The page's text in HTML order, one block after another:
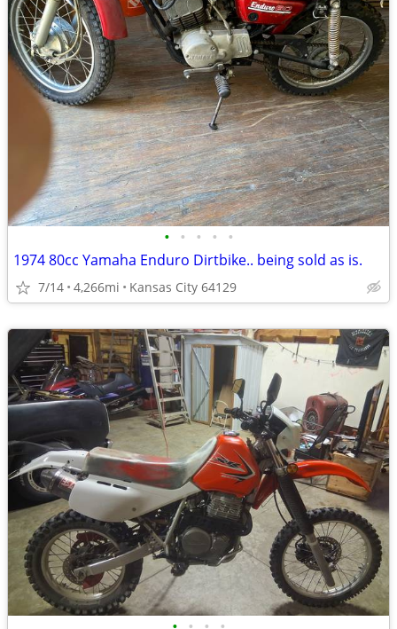
• • • • •
1974 80cc Yamaha Enduro Dirtbike.. being sold as is.
7/14 4,266mi Kansas City 64129